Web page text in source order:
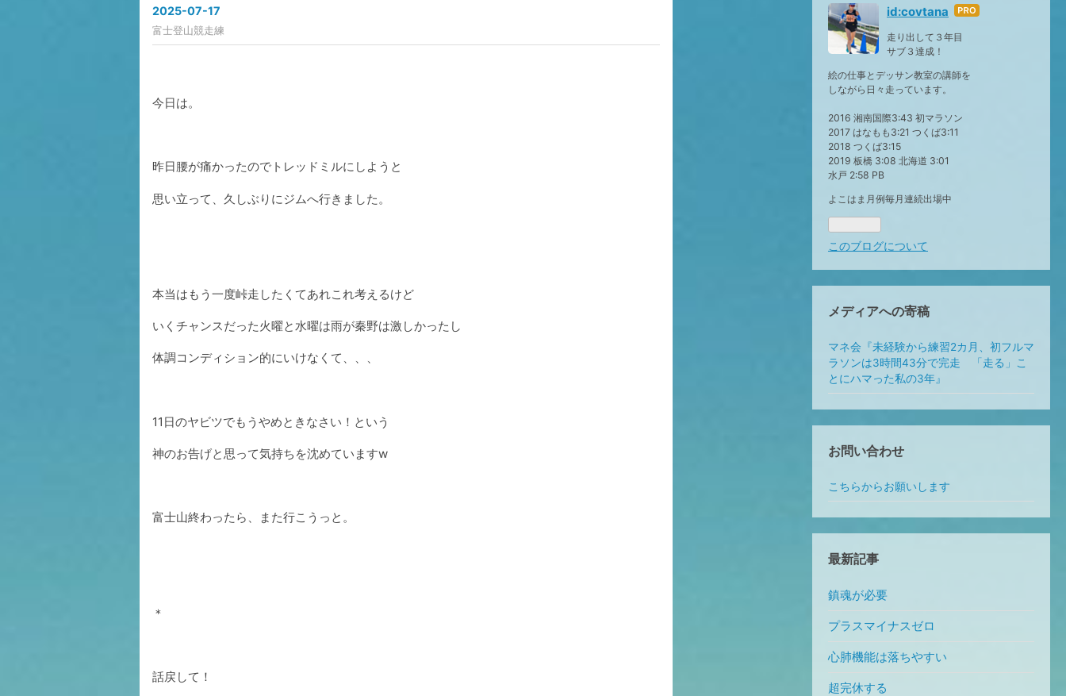
2025-07-17
富士登山競走練
今日は。
昨日腰が痛かったのでトレッドミルにしようと
思い立って、久しぶりにジムへ行きました。
本当はもう一度峠走したくてあれこれ考えるけど
いくチャンスだった火曜と水曜は雨が秦野は激しかったし
体調コンディション的にいけなくて、、、
11日のヤビツでもうやめときなさい！という
神のお告げと思って気持ちを沈めていますw
富士山終わったら、また行こうっと。
＊
話戻して！
id:covtana はて
なブ
走り出して３年目
サブ３達成！
絵の仕事とデッサン教室の講師を
しながら日々走っています。
2016 湘南国際3:43 初マラソン
2017 はなもも3:21 つくば3:11
2018 つくば3:15
2019 板橋 3:08 北海道 3:01
水戸 2:58 PB
よこはま月例毎月連続出場中
このブログについて
メディアへの寄稿
マネ会『未経験から練習2カ月、初フルマ
ラソンは3時間43分で完走 「走る」こ
とにハマった私の3年』
お問い合わせ
こちらからお願いします
最新記事
鎮魂が必要
プラスマイナスゼロ
心肺機能は落ちやすい
超完休する